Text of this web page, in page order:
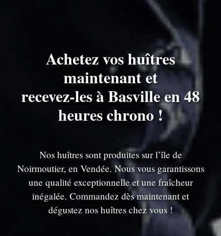
Achetez vos huîtres
maintenant et
recevez-les à Basville en 48
heures chrono !
Nos huîtres sont produites sur l’île de
Noirmoutier, en Vendée. Nous vous garantissons
une qualité exceptionnelle et une fraîcheur
inégalée. Commandez dès maintenant et
dégustez nos huîtres chez vous !